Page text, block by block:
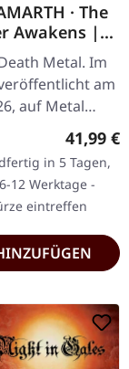
· The
Awakens |
Metal. Im
am
auf Metal
Clamshell-
Cover,
Digipak…
41,99 €
in 5 Tagen,
12 Werktage -
eintreffen